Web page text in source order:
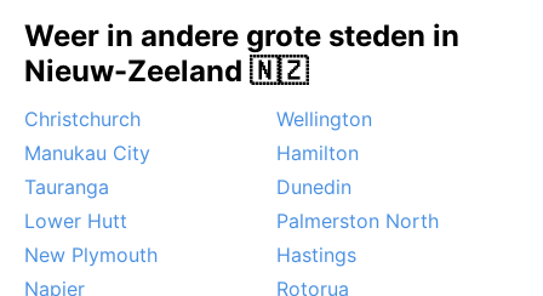
regenkans iets lager. Opmerkelijke verschijnselen zijn
niet extreem: er komen geen orkanen of moessons
aanhoudende zeemist kunnen de zichtbaarheid
beïnvloeden. Incidentele stormen vanuit de
Tasmanzee brengen felle regen, maar over het
algemeen is het weer zacht, met een subtropische
tint.
Weer in andere grote steden in
Nieuw-Zeeland 🇳🇿
Christchurch
Wellington
Manukau City
Hamilton
Tauranga
Dunedin
Lower Hutt
Palmerston North
New Plymouth
Hastings
Napier
Rotorua